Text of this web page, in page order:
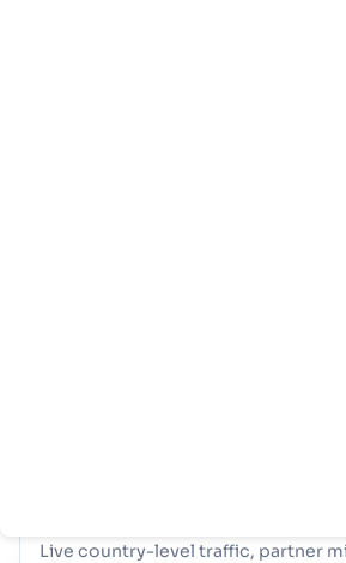
Live country-level traffic, partner